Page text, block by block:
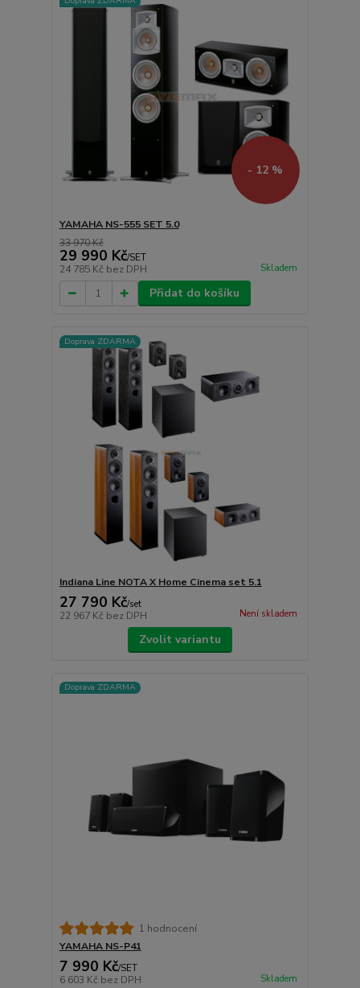
- 12 %
YAMAHA NS-555 SET 5.0
33 970 Kč
29 990 Kč/SET
24 785 Kč bez DPH Skladem
Přidat do košíku
Doprava ZDARMA
Indiana Line NOTA X Home Cinema set 5.1
27 790 Kč/set
22 967 Kč bez DPH Není skladem
Zvolit variantu
Doprava ZDARMA
1 hodnocení
YAMAHA NS-P41
7 990 Kč/SET
6 603 Kč bez DPH Skladem